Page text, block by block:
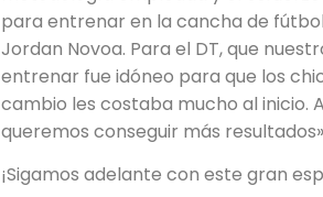
para entrenar en la cancha de
Jordan Novoa. Para el DT, que
entrenar fue idóneo para que los
cambio les costaba mucho al inicio.
queremos conseguir más
¡Sigamos adelante con este gran